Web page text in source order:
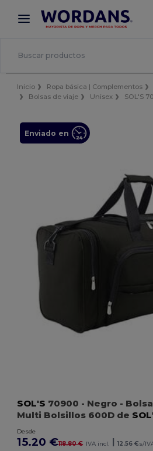
× App de Wordans
¡Mejores precios en app!
Inicio Ropa básica | Complementos
Bolsas de viaje
Unisex SOL'S
Enviado en
SOL'S 70900 - Negro -
Multi Bolsillos 600D de
Desde
15.20 €118.80 € IVA incl. 12.56 €s/